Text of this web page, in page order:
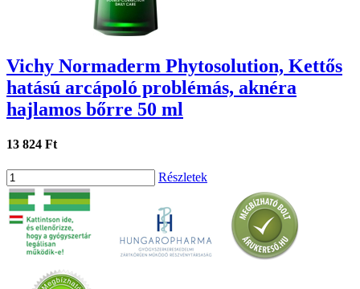
Vichy Normaderm Phytosolution, Kettős
hatású arcápoló problémás, aknéra
hajlamos bőrre 50 ml
13 824 Ft
Részletek